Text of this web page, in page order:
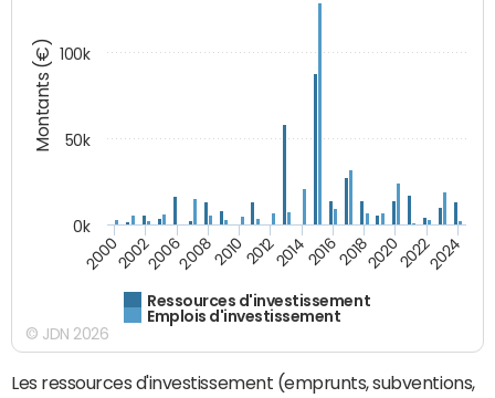
Montants (€)
Ressources d'investissement
Emplois d'investissement
200020022006200820102012201420162018202020222024
0k
50k
100k
© JDN 2026
Les ressources d'investissement (emprunts, subventions,